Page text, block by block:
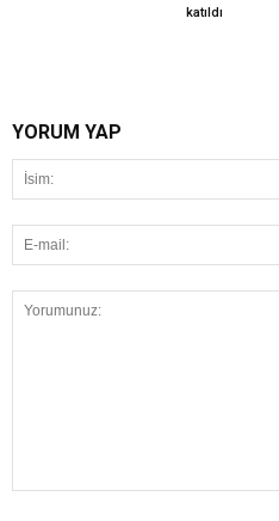
katıldı
YORUM YAP